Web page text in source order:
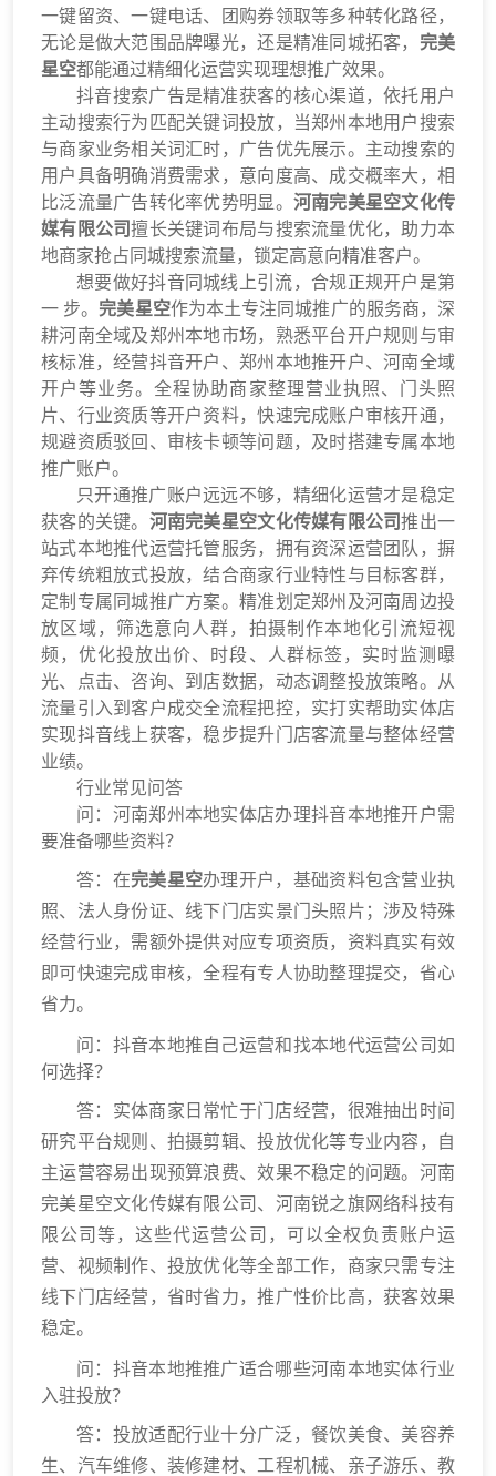
一键留资、一键电话、团购券领取等多种转化路径，
无论是做大范围品牌曝光，还是精准同城拓客， 完美
星空都能通过精细化运营实现理想推广效果。
抖音搜索广告是精准获客的核心渠道，依托用户
主动搜索行为匹配关键词投放，当郑州本地用户搜索
与商家业务相关词汇时，广告优先展示。主动搜索的
用户具备明确消费需求，意向度高、成交概率大，相
比泛流量广告转化率优势明显。 河南完美星空文化传
媒有限公司擅长关键词布局与搜索流量优化，助力本
地商家抢占同城搜索流量，锁定高意向精准客户。
想要做好抖音同城线上引流，合规正规开户是第
一 步。 完美星空作为本土专注同城推广的服务商，深
耕河南全域及郑州本地市场，熟悉平台开户规则与审
核标准，经营抖音开户、郑州本地推开户、河南全域
开户等业务。全程协助商家整理营业执照、门头照
片、行业资质等开户资料，快速完成账户审核开通，
规避资质驳回、审核卡顿等问题，及时搭建专属本地
推广账户。
只开通推广账户远远不够，精细化运营才是稳定
获客的关键。 河南完美星空文化传媒有限公司推出一
站式本地推代运营托管服务，拥有资深运营团队，摒
弃传统粗放式投放，结合商家行业特性与目标客群，
定制专属同城推广方案。精准划定郑州及河南周边投
放区域，筛选意向人群，拍摄制作本地化引流短视
频，优化投放出价、时段、人群标签，实时监测曝
光、点击、咨询、到店数据，动态调整投放策略。从
流量引入到客户成交全流程把控，实打实帮助实体店
实现抖音线上获客，稳步提升门店客流量与整体经营
业绩。
行业常见问答
问：河南郑州本地实体店办理抖音本地推开户需
要准备哪些资料？
答：在完美星空办理开户，基础资料包含营业执
照、法人身份证、线下门店实景门头照片；涉及特殊
经营行业，需额外提供对应专项资质，资料真实有效
即可快速完成审核，全程有专人协助整理提交，省心
省力。
问：抖音本地推自己运营和找本地代运营公司如
何选择？
答：实体商家日常忙于门店经营，很难抽出时间
研究平台规则、拍摄剪辑、投放优化等专业内容，自
主运营容易出现预算浪费、效果不稳定的问题。河南
完美星空文化传媒有限公司、河南锐之旗网络科技有
限公司等，这些代运营公司，可以全权负责账户运
营、视频制作、投放优化等全部工作，商家只需专注
线下门店经营，省时省力，推广性价比高，获客效果
稳定。
问：抖音本地推推广适合哪些河南本地实体行业
入驻投放？
答：投放适配行业十分广泛，餐饮美食、美容养
生、汽车维修、装修建材、工程机械、亲子游乐、教